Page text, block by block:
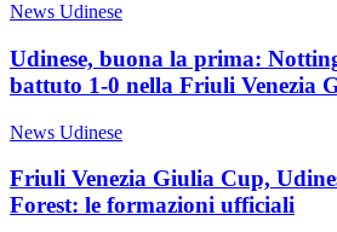
News Udinese
Udinese, buona la prima:
battuto 1-0 nella Friuli Venezia
News Udinese
Friuli Venezia Giulia Cup,
Forest: le formazioni ufficiali